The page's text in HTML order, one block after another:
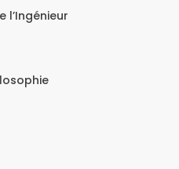
l’Ingénieur